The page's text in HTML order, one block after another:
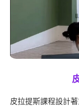
皮拉提斯課程設計